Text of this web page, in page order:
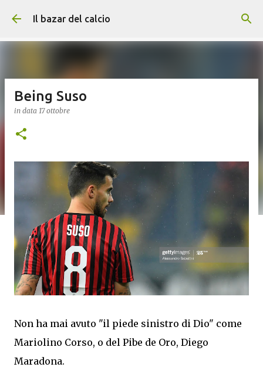
Passa ai contenuti principali
Il bazar del calcio
Being Suso
in data 17 ottobre
Non ha mai avuto "il piede sinistro di Dio" come
Mariolino Corso, o del Pibe de Oro, Diego
Maradona.